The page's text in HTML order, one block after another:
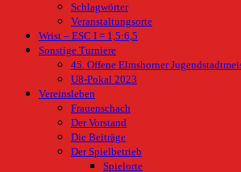
Schlagwörter
Veranstaltungsorte
Wrist – ESC I = 1,5:6,5
Sonstige Turniere
45. Offene Elmshorner
U8-Pokal 2023
Vereinsleben
Frauenschach
Der Vorstand
Die Beiträge
Der Spielbetrieb
Spielorte